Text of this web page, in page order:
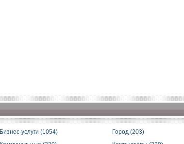
Бизнес-услуги (1054) Город (203)